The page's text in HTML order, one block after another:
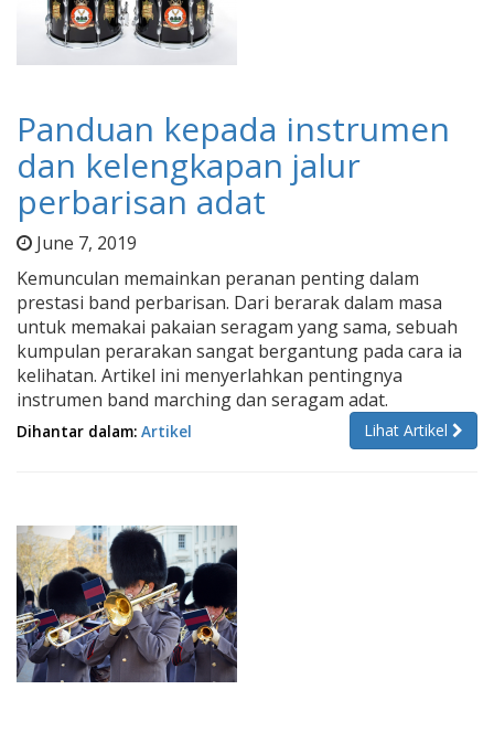
Panduan kepada instrumen
dan kelengkapan jalur
perbarisan adat
June 7, 2019
Kemunculan memainkan peranan penting dalam
prestasi band perbarisan. Dari berarak dalam masa
untuk memakai pakaian seragam yang sama, sebuah
kumpulan perarakan sangat bergantung pada cara ia
kelihatan. Artikel ini menyerlahkan pentingnya
instrumen band marching dan seragam adat.
Lihat Artikel
Dihantar dalam: Artikel